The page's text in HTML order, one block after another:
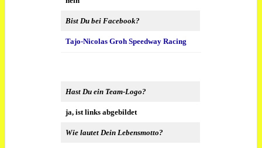
Bist Du bei Facebook?
Tajo-Nicolas Groh Speedway Racing
Hast Du ein Team-Logo?
ja, ist links abgebildet
Wie lautet Dein Lebensmotto?